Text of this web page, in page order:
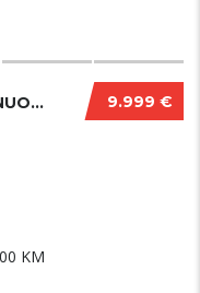
9.999 €
FIAT 500L 1.4 GPL 2018 MIRROR NUOVA